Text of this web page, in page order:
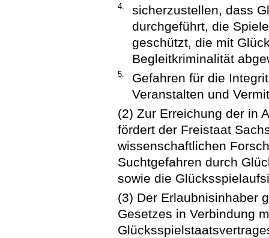
4.
sicherzustellen, dass
durchgeführt, die
geschützt, die mit
Begleitkriminalität
5.
Gefahren für die
Veranstalten und
(2) Zur Erreichung der in
fördert der Freistaat
wissenschaftlichen
Suchtgefahren durch
sowie die
(3) Der Erlaubnisinhaber
Gesetzes in Verbindung